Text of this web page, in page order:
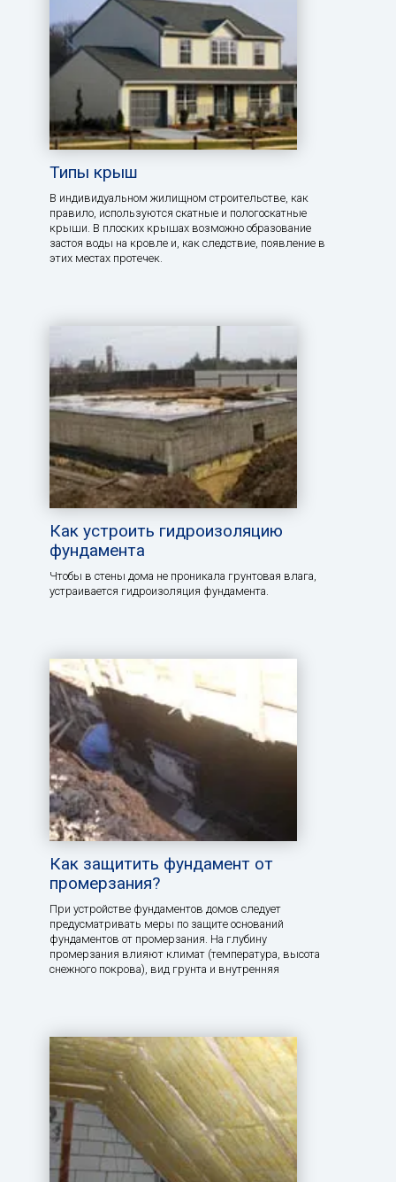
Типы крыш
В индивидуальном жилищном строительстве, как
правило, используются скатные и пологоскатные
крыши. В плоских крышах возможно образование
застоя воды на кровле и, как следствие, появление в
этих местах протечек.
Как устроить гидроизоляцию
фундамента
Чтобы в стены дома не проникала грунтовая влага,
устраивается гидроизоляция фундамента.
Как защитить фундамент от
промерзания?
При устройстве фундаментов домов следует
предусматривать меры по защите оснований
фундаментов от промерзания. На глубину
промерзания влияют климат (температура, высота
снежного покрова), вид грунта и внутренняя